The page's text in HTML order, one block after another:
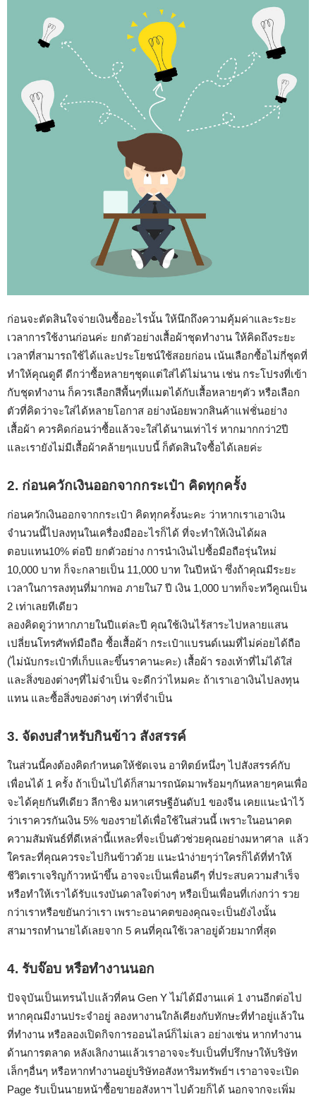
ก่อนจะตัดสินใจจ่ายเงินซื้ออะไรนั้น ให้นึกถึงความคุ้มค่าและระยะ
เวลาการใช้งานก่อนค่ะ ยกตัวอย่างเสื้อผ้าชุดทำงาน ให้คิดถึงระยะ
เวลาที่สามารถใช้ได้และประโยชน์ใช้สอยก่อน เน้นเลือกซื้อไม่กี่ชุดที่
ทำให้คุณดูดี ดีกว่าซื้อหลายๆชุดแต่ใส่ได้ไม่นาน เช่น กระโปรงที่เข้า
กับชุดทำงาน ก็ควรเลือกสีพื้นๆที่แมตได้กับเสื้อหลายๆตัว หรือเลือก
ตัวที่คิดว่าจะใส่ได้หลายโอกาส อย่างน้อยพวกสินค้าแฟชั่นอย่าง
เสื้อผ้า ควรคิดก่อนว่าซื้อแล้วจะใส่ได้นานเท่าไร่ หากมากกว่า2ปี
และเรายังไม่มีเสื้อผ้าคล้ายๆแบบนี้ ก็ตัดสินใจซื้อได้เลยค่ะ
2. ก่อนควักเงินออกจากกระเป๋า คิดทุกครั้ง
ก่อนควักเงินออกจากกระเป๋า คิดทุกครั้งนะคะ ว่าหากเราเอาเงิน
จำนวนนี้ไปลงทุนในเครื่องมืออะไรก็ได้ ที่จะทำให้เงินได้ผล
ตอบแทน10% ต่อปี ยกตัวอย่าง การนำเงินไปซื้อมือถือรุ่นใหม่
10,000 บาท ก็จะกลายเป็น 11,000 บาท ในปีหน้า ซึ่งถ้าคุณมีระยะ
เวลาในการลงทุนที่มากพอ ภายใน7 ปี เงิน 1,000 บาทก็จะทวีคูณเป็น
2 เท่าเลยทีเดียว
ลองคิดดูว่าหากภายในปีแต่ละปี คุณใช้เงินไร้สาระไปหลายแสน
เปลี่ยนโทรศัพท์มือถือ ซื้อเสื้อผ้า กระเป๋าแบรนด์เนมที่ไม่ค่อยได้ถือ
(ไม่นับกระเป๋าที่เก็บและขึ้นราคานะคะ) เสื้อผ้า รองเท้าที่ไม่ได้ใส่
และสิ่งของต่างๆที่ไม่จำเป็น จะดีกว่าไหมคะ ถ้าเราเอาเงินไปลงทุน
แทน และซื้อสิ่งของต่างๆ เท่าที่จำเป็น
3. จัดงบสำหรับกินข้าว สังสรรค์
ในส่วนนี้คงต้องคิดกำหนดให้ชัดเจน อาทิตย์หนึ่งๆ ไปสังสรรค์กับ
เพื่อนได้ 1 ครั้ง ถ้าเป็นไปได้ก็สามารถนัดมาพร้อมๆกันหลายๆคนเพื่อ
จะได้คุยกันทีเดียว ลีกาชิง มหาเศรษฐีอันดับ1 ของจีน เคยแนะนำไว้
ว่าเราควรกันเงิน 5% ของรายได้เพื่อใช้ในส่วนนี้ เพราะในอนาคต
ความสัมพันธ์ที่ดีเหล่านี้แหละที่จะเป็นตัวช่วยคุณอย่างมหาศาล แล้ว
ใครละที่คุณควรจะไปกินข้าวด้วย แนะนำง่ายๆว่าใครก็ได้ที่ทำให้
ชีวิตเราเจริญก้าวหน้าขึ้น อาจจะเป็นเพื่อนดีๆ ที่ประสบความสำเร็จ
หรือทำให้เราได้รับแรงบันดาลใจต่างๆ หรือเป็นเพื่อนที่เก่งกว่า รวย
กว่าเราหรือขยันกว่าเรา เพราะอนาคตของคุณจะเป็นยังไงนั้น
สามารถทำนายได้เลยจาก 5 คนที่คุณใช้เวลาอยู่ด้วยมากที่สุด
4. รับจ๊อบ หรือทำงานนอก
ปัจจุบันเป็นเทรนไปแล้วที่คน Gen Y ไม่ได้มีงานแค่ 1 งานอีกต่อไป
หากคุณมีงานประจำอยู่ ลองหางานใกล้เคียงกับทักษะที่ทำอยู่แล้วใน
ที่ทำงาน หรือลองเปิดกิจการออนไลน์ก็ไม่เลว อย่างเช่น หากทำงาน
ด้านการตลาด หลังเลิกงานแล้วเราอาจจะรับเป็นที่ปรึกษาให้บริษัท
เล็กๆอื่นๆ หรือหากทำงานอยู่บริษัทอสังหาริมทรัพย์ฯ เราอาจจะเปิด
Page รับเป็นนายหน้าซื้อขายอสังหาฯ ไปด้วยก็ได้ นอกจากจะเพิ่ม